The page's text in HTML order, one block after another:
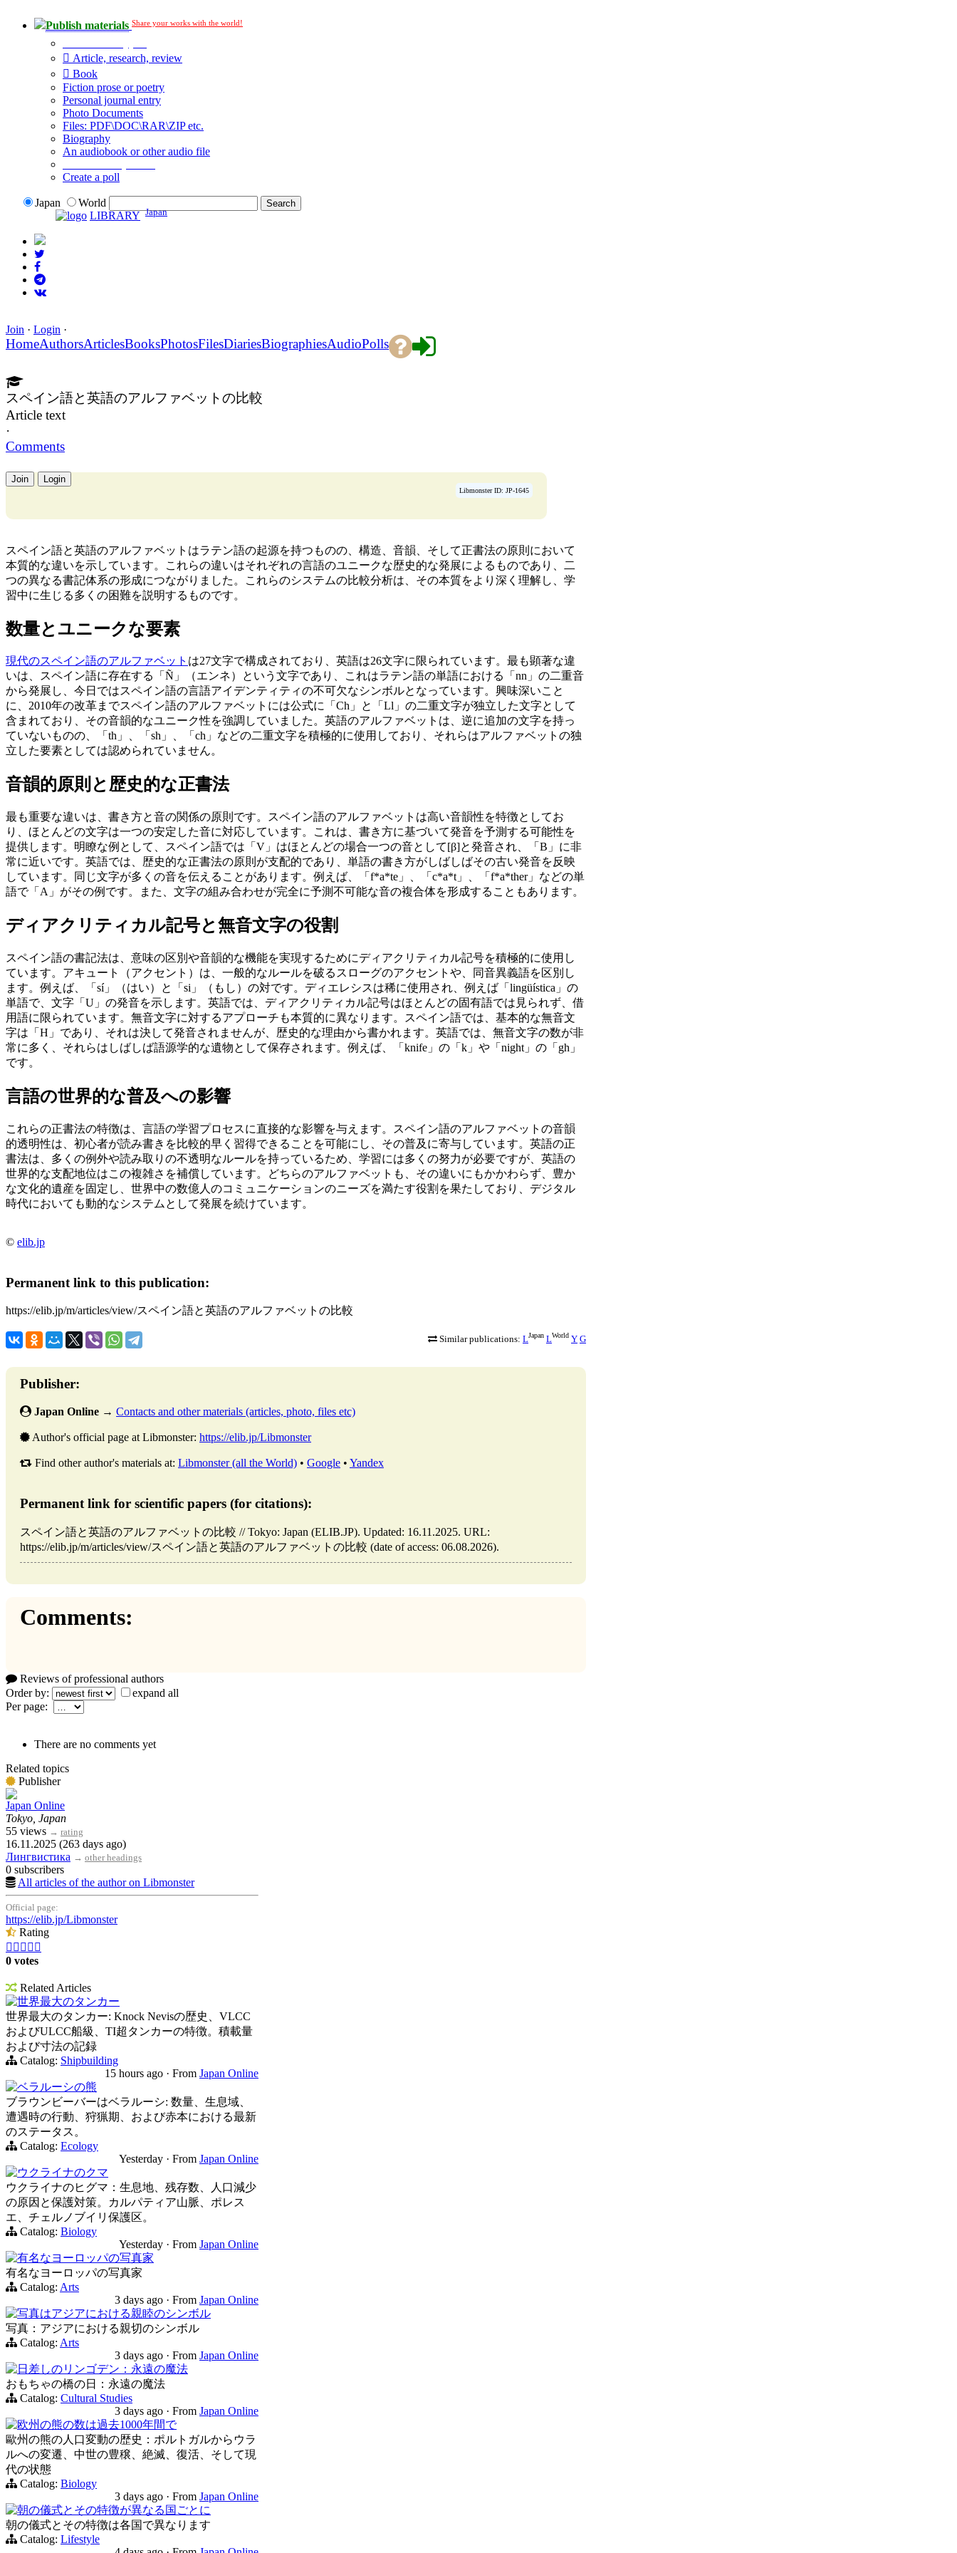
Publish materials Share your works with the world!
Article, research, review
Book
Fiction prose or poetry
Personal journal entry
Photo Documents
Files: PDF\DOC\RAR\ZIP etc.
Biography
An audiobook or other audio file
Create a poll
Japan
World
LIBRARY Japan
Join · Login ·
HomeAuthorsArticlesBooksPhotosFilesDiariesBiographiesAudioPolls
スペイン語と英語のアルファベットの比較
Article text
·
Comments
Join Login
Libmonster ID: JP-1645
スペイン語と英語のアルファベットはラテン語の起源を持つものの、構造、音韻、そして正書法の原則において
本質的な違いを示しています。これらの違いはそれぞれの言語のユニークな歴史的な発展によるものであり、二
つの異なる書記体系の形成につながりました。これらのシステムの比較分析は、その本質をより深く理解し、学
習中に生じる多くの困難を説明するものです。
数量とユニークな要素
現代のスペイン語のアルファベット は27文字で構成されており、英語は26文字に限られています。最も顕著な違
いは、スペイン語に存在する「Ñ」（エンネ）という文字であり、これはラテン語の単語における「nn」の二重音
から発展し、今日ではスペイン語の言語アイデンティティの不可欠なシンボルとなっています。興味深いこと
に、2010年の改革までスペイン語のアルファベットには公式に「Ch」と「Ll」の二重文字が独立した文字として
含まれており、その音韻的なユニーク性を強調していました。英語のアルファベットは、逆に追加の文字を持っ
ていないものの、「th」、「sh」、「ch」などの二重文字を積極的に使用しており、それらはアルファベットの独
立した要素としては認められていません。
音韻的原則と歴史的な正書法
最も重要な違いは、書き方と音の関係の原則です。スペイン語のアルファベットは高い音韻性を特徴としてお
り、ほとんどの文字は一つの安定した音に対応しています。これは、書き方に基づいて発音を予測する可能性を
提供します。明瞭な例として、スペイン語では「V」はほとんどの場合一つの音として[β]と発音され、「B」に非
常に近いです。英語では、歴史的な正書法の原則が支配的であり、単語の書き方がしばしばその古い発音を反映
しています。同じ文字が多くの音を伝えることがあります。例えば、「f*a*te」、「c*a*t」、「f*a*ther」などの単
語で「A」がその例です。また、文字の組み合わせが完全に予測不可能な音の複合体を形成することもあります。
ディアクリティカル記号と無音文字の役割
スペイン語の書記法は、意味の区別や音韻的な機能を実現するためにディアクリティカル記号を積極的に使用し
ています。アキュート（アクセント）は、一般的なルールを破るスローグのアクセントや、同音異義語を区別し
ます。例えば、「sí」（はい）と「si」（もし）の対です。ディエレシスは稀に使用され、例えば「lingüística」の
単語で、文字「U」の発音を示します。英語では、ディアクリティカル記号はほとんどの固有語では見られず、借
用語に限られています。無音文字に対するアプローチも本質的に異なります。スペイン語では、基本的な無音文
字は「H」であり、それは決して発音されませんが、歴史的な理由から書かれます。英語では、無音文字の数が非
常に多く、それらはしばしば語源学的な遺物として保存されます。例えば、「knife」の「k」や「night」の「gh」
です。
言語の世界的な普及への影響
これらの正書法の特徴は、言語の学習プロセスに直接的な影響を与えます。スペイン語のアルファベットの音韻
的透明性は、初心者が読み書きを比較的早く習得できることを可能にし、その普及に寄与しています。英語の正
書法は、多くの例外や読み取りの不透明なルールを持っているため、学習には多くの努力が必要ですが、英語の
世界的な支配地位はこの複雑さを補償しています。どちらのアルファベットも、その違いにもかかわらず、豊か
な文化的遺産を固定し、世界中の数億人のコミュニケーションのニーズを満たす役割を果たしており、デジタル
時代においても動的なシステムとして発展を続けています。
© elib.jp
Permanent link to this publication:
https://elib.jp/m/articles/view/スペイン語と英語のアルファベットの比較
Similar publications: LJapan LWorld Y G
Publisher:
Japan Online → Contacts and other materials (articles, photo, files etc)
Author's official page at Libmonster: https://elib.jp/Libmonster
Find other author's materials at: Libmonster (all the World) • Google • Yandex
Permanent link for scientific papers (for citations):
スペイン語と英語のアルファベットの比較 // Tokyo: Japan (ELIB.JP). Updated: 16.11.2025. URL:
https://elib.jp/m/articles/view/スペイン語と英語のアルファベットの比較 (date of access: 06.08.2026).
Comments:
Reviews of professional authors
Order by:
expand all
Per page:
There are no comments yet
Related topics
Publisher
Japan Online
Tokyo, Japan
55 views → rating
16.11.2025 (263 days ago)
Лингвистика → other headings
0 subscribers
All articles of the author on Libmonster
Official page:
https://elib.jp/Libmonster
Rating
    
0 votes
Related Articles
世界最大のタンカー
世界最大のタンカー: Knock Nevisの歴史、VLCC
およびULCC船級、TI超タンカーの特徴。積載量
および寸法の記録
Catalog: Shipbuilding
15 hours ago · From Japan Online
ベラルーシの熊
ブラウンビーバーはベラルーシ: 数量、生息域、
遭遇時の行動、狩猟期、および赤本における最新
のステータス。
Catalog: Ecology
Yesterday · From Japan Online
ウクライナのクマ
ウクライナのヒグマ：生息地、残存数、人口減少
の原因と保護対策。カルパティア山脈、ポレス
エ、チェルノブイリ保護区。
Catalog: Biology
Yesterday · From Japan Online
有名なヨーロッパの写真家
有名なヨーロッパの写真家
Catalog: Arts
3 days ago · From Japan Online
写真はアジアにおける親睦のシンボル
写真：アジアにおける親切のシンボル
Catalog: Arts
3 days ago · From Japan Online
日差しのリンゴデン：永遠の魔法
おもちゃの橋の日：永遠の魔法
Catalog: Cultural Studies
3 days ago · From Japan Online
欧州の熊の数は過去1000年間で
歐州の熊の人口変動の歴史：ポルトガルからウラ
ルへの変遷、中世の豊穣、絶滅、復活、そして現
代の状態
Catalog: Biology
3 days ago · From Japan Online
朝の儀式とその特徴が異なる国ごとに
朝の儀式とその特徴は各国で異なります
Catalog: Lifestyle